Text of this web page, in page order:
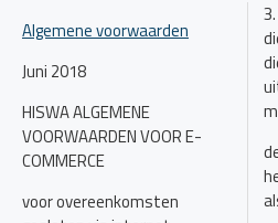
Algemene voorwaarden
Juni 2018
HISWA ALGEMENE
VOORWAARDEN VOOR E-
COMMERCE
voor overeenkomsten